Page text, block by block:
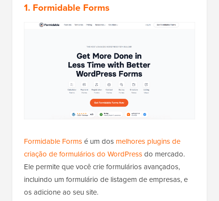
1. Formidable Forms
Formidable Formsé um dos melhores plugins de
criação de formulários do WordPressdo mercado.
Ele permite que você crie formulários avançados,
incluindo um formulário de listagem de empresas, e
os adicione ao seu site.